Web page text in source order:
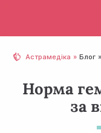
Астрамедіка Блог
Норма
за